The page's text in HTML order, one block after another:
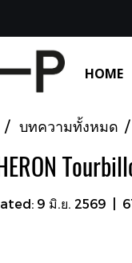
HOME
บทความทั้งหมด
9 มิ.ย. 2569